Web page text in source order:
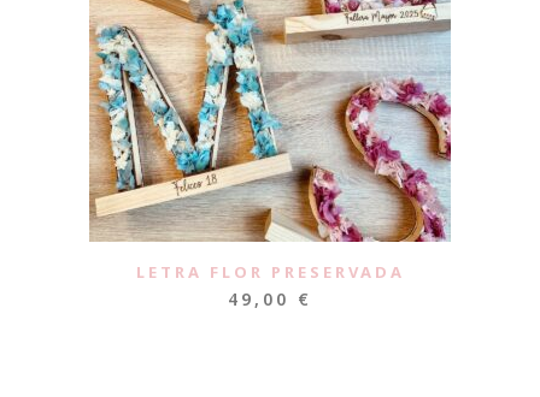
LETRA FLOR PRESERVADA
49,00 €